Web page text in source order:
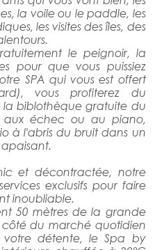
la voile ou le paddle, les
les visites des îles, des
le peignoir, la
pour que vous puissiez
SPA qui vous est offert
vous profiterez du
biblothèque gratuite du
aux échec ou au piano,
à l'abris du bruit dans un
et décontractée, notre
exclusifs pour faire
inoubliable.
50 mètres de la grande
du marché quotidien
détente, le Spa by